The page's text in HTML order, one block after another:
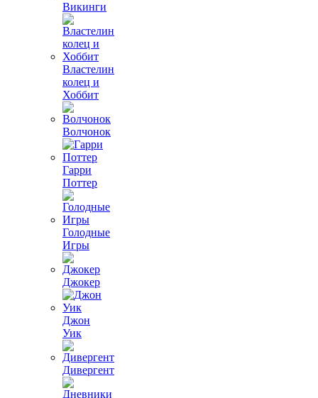
Викинги
Властелин
колец и
Хоббит
Волчонок
Гарри
Поттер
Голодные
Игры
Джокер
Джон
Уик
Дивергент